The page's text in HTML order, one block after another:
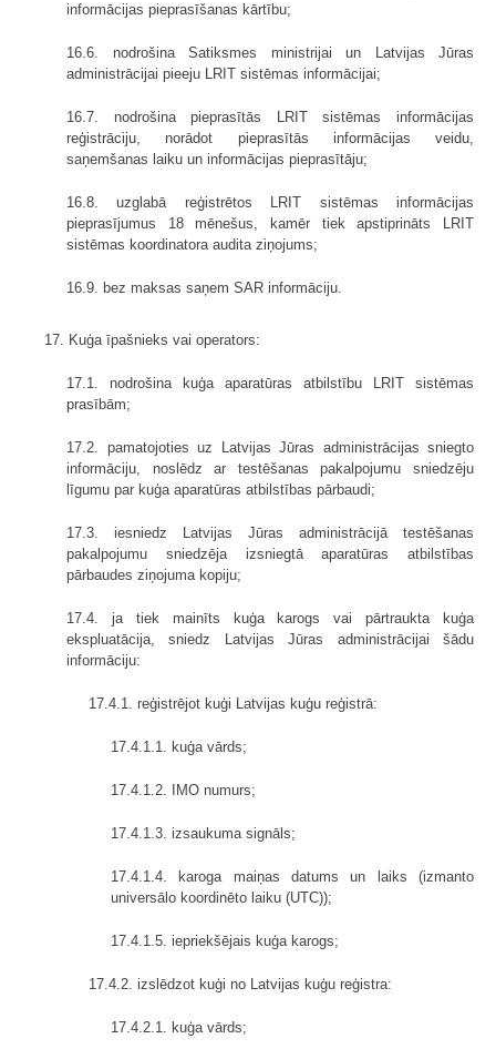
informācijas pieprasīšanas kārtību;
16.6. nodrošina Satiksmes ministrijai un Latvijas Jūras
administrācijai pieeju LRIT sistēmas informācijai;
16.7. nodrošina pieprasītās LRIT sistēmas informācijas
reģistrāciju, norādot pieprasītās informācijas veidu,
saņemšanas laiku un informācijas pieprasītāju;
16.8. uzglabā reģistrētos LRIT sistēmas informācijas
pieprasījumus 18 mēnešus, kamēr tiek apstiprināts LRIT
sistēmas koordinatora audita ziņojums;
16.9. bez maksas saņem SAR informāciju.
17. Kuģa īpašnieks vai operators:
17.1. nodrošina kuģa aparatūras atbilstību LRIT sistēmas
prasībām;
17.2. pamatojoties uz Latvijas Jūras administrācijas sniegto
informāciju, noslēdz ar testēšanas pakalpojumu sniedzēju
līgumu par kuģa aparatūras atbilstības pārbaudi;
17.3. iesniedz Latvijas Jūras administrācijā testēšanas
pakalpojumu sniedzēja izsniegtā aparatūras atbilstības
pārbaudes ziņojuma kopiju;
17.4. ja tiek mainīts kuģa karogs vai pārtraukta kuģa
ekspluatācija, sniedz Latvijas Jūras administrācijai šādu
informāciju:
17.4.1. reģistrējot kuģi Latvijas kuģu reģistrā:
17.4.1.1. kuģa vārds;
17.4.1.2. IMO numurs;
17.4.1.3. izsaukuma signāls;
17.4.1.4. karoga maiņas datums un laiks (izmanto
universālo koordinēto laiku (UTC));
17.4.1.5. iepriekšējais kuģa karogs;
17.4.2. izslēdzot kuģi no Latvijas kuģu reģistra:
17.4.2.1. kuģa vārds;